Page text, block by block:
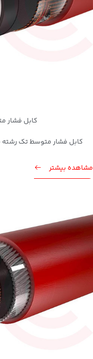
کابل فشار
کابل فشار متوسط تک رشته
مشاهده بیشتر